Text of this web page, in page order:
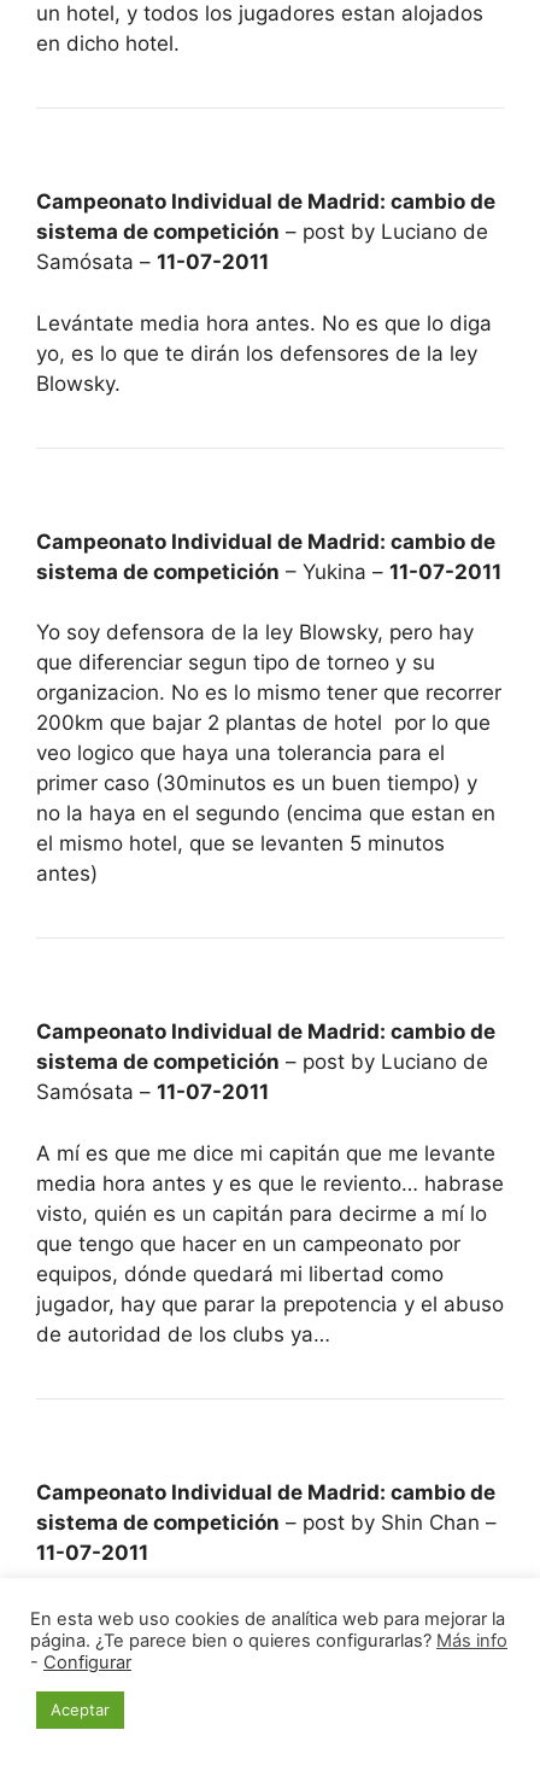
un hotel, y todos los jugadores estan alojados
en dicho hotel.
Campeonato Individual de Madrid: cambio de
sistema de competición – post by Luciano de
Samósata – 11-07-2011
Levántate media hora antes. No es que lo diga
yo, es lo que te dirán los defensores de la ley
Blowsky.
Campeonato Individual de Madrid: cambio de
sistema de competición – Yukina – 11-07-2011
Yo soy defensora de la ley Blowsky, pero hay
que diferenciar segun tipo de torneo y su
organizacion. No es lo mismo tener que recorrer
200km que bajar 2 plantas de hotel por lo que
veo logico que haya una tolerancia para el
primer caso (30minutos es un buen tiempo) y
no la haya en el segundo (encima que estan en
el mismo hotel, que se levanten 5 minutos
antes)
Campeonato Individual de Madrid: cambio de
sistema de competición – post by Luciano de
Samósata – 11-07-2011
A mí es que me dice mi capitán que me levante
media hora antes y es que le reviento… habrase
visto, quién es un capitán para decirme a mí lo
que tengo que hacer en un campeonato por
equipos, dónde quedará mi libertad como
jugador, hay que parar la prepotencia y el abuso
de autoridad de los clubs ya…
Campeonato Individual de Madrid: cambio de
sistema de competición – post by Shin Chan –
11-07-2011
Luciano tiene un problema con la ley Blowsky,
pero no pasa nada, te aceptamos así. pero no
le hagamos mucho caso al respecto que
desvaría, jejeje.
Por cierto, me mola ver a fenchito (ya sin su
En esta web uso cookies de analítica web para mejorar la
página. ¿Te parece bien o quieres configurarlas? Más info
- Configurar
Aceptar